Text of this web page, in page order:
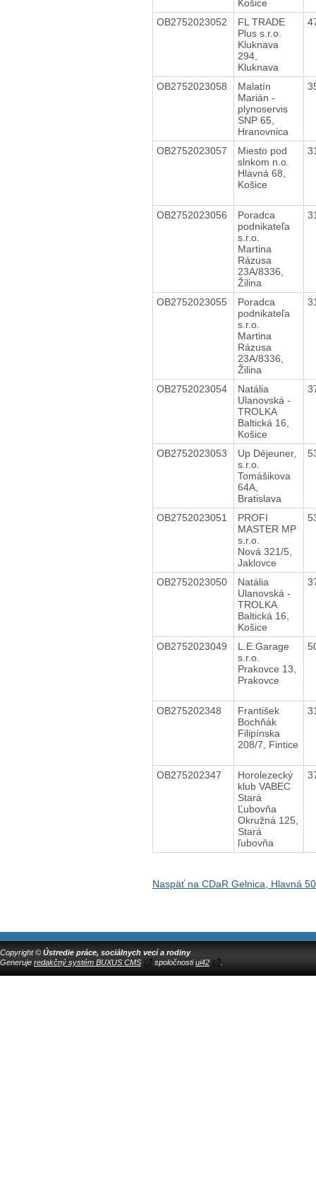
Košice
OB2752023052
FL TRADE
Plus s.r.o.
Kluknava
294,
Kluknava
OB2752023058
Malatín
Marián -
plynoservis
SNP 65,
Hranovnica
OB2752023057
Miesto pod
slnkom n.o.
Hlavná 68,
Košice
OB2752023056
Poradca
podnikateľa
s.r.o.
Martina
Rázusa
23A/8336,
Žilina
OB2752023055
Poradca
podnikateľa
s.r.o.
Martina
Rázusa
23A/8336,
Žilina
OB2752023054
Natália
Ulanovská -
TROLKA
Baltická 16,
Košice
OB2752023053
Up Déjeuner,
s.r.o.
Tomášikova
64A,
Bratislava
OB2752023051
PROFI
MASTER MP
s.r.o.
Nová 321/5,
Jaklovce
OB2752023050
Natália
Ulanovská -
TROLKA
Baltická 16,
Košice
OB2752023049
L.E.Garage
s.r.o.
Prakovce 13,
Prakovce
OB275202348
František
Bochňák
Filipínska
208/7, Fintice
OB275202347
Horolezecký
klub VABEC
Stará
Ľubovňa
Okružná 125,
Stará
ľubovňa
Naspäť na CDaR Gelnica, Hlavná 50
Copyright © Ústredie práce, sociálnych vecí a rodiny
Generuje redakčný systém BUXUS CMS spoločnostiui42